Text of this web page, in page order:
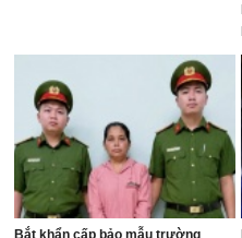
Bắt khẩn cấp bảo mẫu trường